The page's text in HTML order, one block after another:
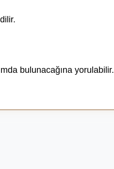
bulunacağına yorulabilir.